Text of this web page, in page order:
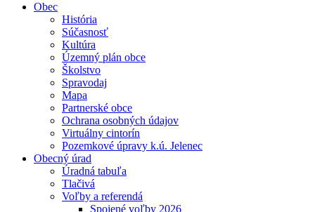
Obec
História
Súčasnosť
Kultúra
Územný plán obce
Školstvo
Spravodaj
Mapa
Partnerské obce
Ochrana osobných údajov
Virtuálny cintorín
Pozemkové úpravy k.ú. Jelenec
Obecný úrad
Úradná tabuľa
Tlačivá
Voľby a referendá
Spojené voľby 2026